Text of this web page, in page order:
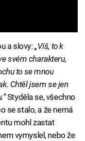
a slovy:„Víš, to k
svém charakteru,
to se mnou
Chtěl jsem se jen
Styděla se, všechno
se stalo, a že nemá
mohl zastat
vymyslel, nebo že